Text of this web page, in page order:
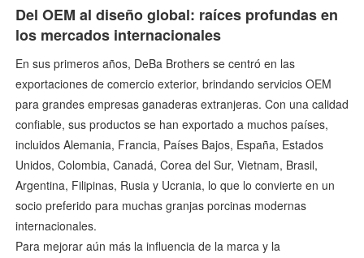
Del OEM al diseño global: raíces profundas en
los mercados internacionales
En sus primeros años, DeBa Brothers se centró en las
exportaciones de comercio exterior, brindando servicios OEM
para grandes empresas ganaderas extranjeras. Con una calidad
confiable, sus productos se han exportado a muchos países,
incluidos Alemania, Francia, Países Bajos, España, Estados
Unidos, Colombia, Canadá, Corea del Sur, Vietnam, Brasil,
Argentina, Filipinas, Rusia y Ucrania, lo que lo convierte en un
socio preferido para muchas granjas porcinas modernas
internacionales.
Para mejorar aún más la influencia de la marca y la